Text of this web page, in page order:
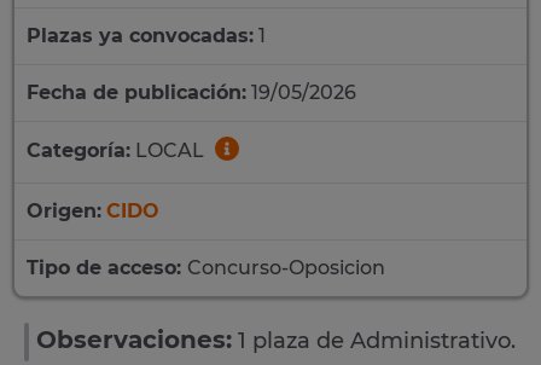
Plazas ya convocadas: 1
Fecha de publicación: 19/05/2026
Categoría: LOCAL
Origen: CIDO
Tipo de acceso: Concurso-Oposicion
Observaciones: 1 plaza de Administrativo.